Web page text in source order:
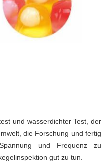
und wasserdichter Test, der
die Forschung und fertig
und Frequenz zu
gut zu tun.